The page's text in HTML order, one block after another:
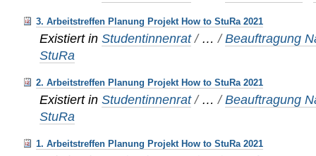
3. Arbeitstreffen Planung Projekt How to StuRa 2021
Existiert in Studentinnenrat / …/Beauftragung
StuRa
2. Arbeitstreffen Planung Projekt How to StuRa 2021
Existiert in Studentinnenrat / …/Beauftragung
StuRa
1. Arbeitstreffen Planung Projekt How to StuRa 2021